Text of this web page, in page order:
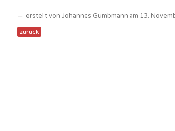
erstellt von Johannes Gumbmann am 13.
zurück